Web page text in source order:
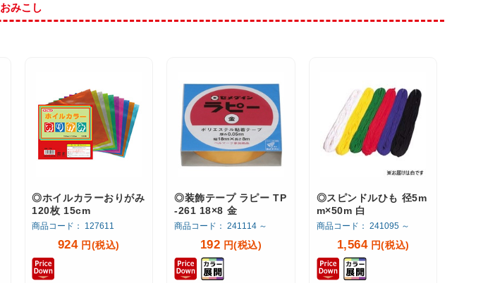
おみこし
924円(税込)
商品コード： 127611
◎ホイルカラーおりがみ
120枚 15cm
192 円(税込)
商品コード： 241114 ～
◎装飾テープ ラピー TP
-261 18×8 金
1,564円(税込)
商品コード： 241095 ～
◎スピンドルひも 径5m
m×50m 白